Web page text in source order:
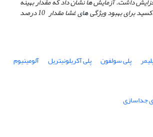
افزودن آلومینیوم اکسید برای بهبود ویژگی­ های غشا مقدار 10 درصد
پلی سولفون پلی آکریلونیتریل آلومینیوم
جداسازی